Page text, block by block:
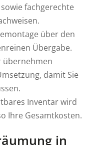
fachgerechte
über den
Übergabe.
übernehmen
damit Sie
Inventar wird
Ihre Gesamtkosten.
in